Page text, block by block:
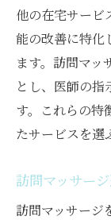
他の在宅サービ
能の改善に特化
ます。訪問マッ
とし、医師の指
す。これらの特
たサービスを選
訪問マッサー
訪問マッサージ